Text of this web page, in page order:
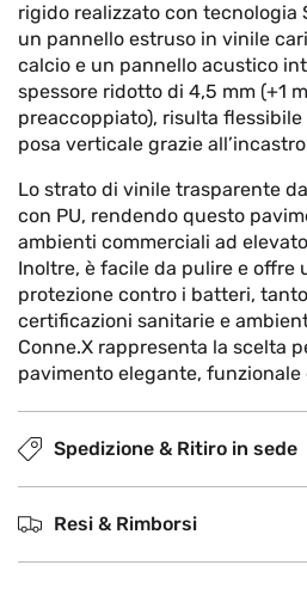
rigido realizzato con tecnologia
un pannello estruso in vinile
calcio e un pannello acustico
spessore ridotto di 4,5 mm (+1
preaccoppiato), risulta
posa verticale grazie
Lo strato di vinile trasparente
con PU, rendendo questo
ambienti commerciali ad
Inoltre, è facile da pulire e offre
protezione contro i batteri,
certificazioni sanitarie e
Conne.X rappresenta la scelta
pavimento elegante, funzionale
Spedizione & Ritiro in sede
Resi & Rimborsi